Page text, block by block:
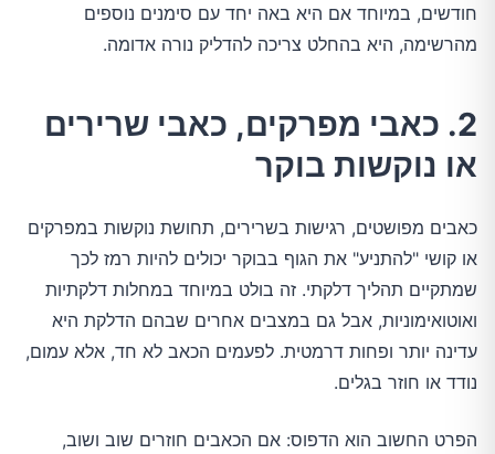
חודשים, במיוחד אם היא באה יחד עם סימנים נוספים
מהרשימה, היא בהחלט צריכה להדליק נורה אדומה.
2. כאבי מפרקים, כאבי שרירים
או נוקשות בוקר
כאבים מפושטים, רגישות בשרירים, תחושת נוקשות במפרקים
או קושי "להתניע" את הגוף בבוקר יכולים להיות רמז לכך
שמתקיים תהליך דלקתי. זה בולט במיוחד במחלות דלקתיות
ואוטואימוניות, אבל גם במצבים אחרים שבהם הדלקת היא
עדינה יותר ופחות דרמטית. לפעמים הכאב לא חד, אלא עמום,
נודד או חוזר בגלים.
הפרט החשוב הוא הדפוס: אם הכאבים חוזרים שוב ושוב,